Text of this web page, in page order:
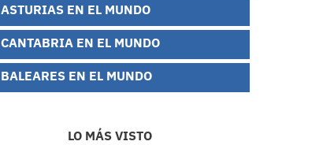
ASTURIAS EN EL MUNDO
CANTABRIA EN EL MUNDO
BALEARES EN EL MUNDO
LO MÁS VISTO